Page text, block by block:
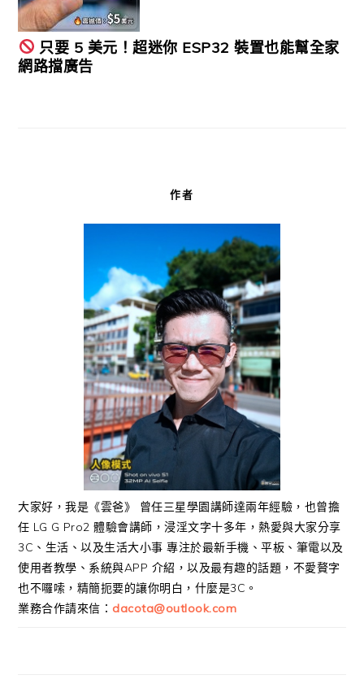
只要 5 美元！超迷你 ESP32 裝置也能幫全家
網路擋廣告
作者
大家好，我是《雲爸》 曾任三星學園講師達兩年經驗，也曾擔
任 LG G Pro2 體驗會講師，浸淫文字十多年，熱愛與大家分享
3C、生活、以及生活大小事 專注於最新手機、平板、筆電以及
使用者教學、系統與APP 介紹，以及最有趣的話題，不愛贅字
也不囉嗦，精簡扼要的讓你明白，什麼是3C。
業務合作請來信： dacota@outlook.com